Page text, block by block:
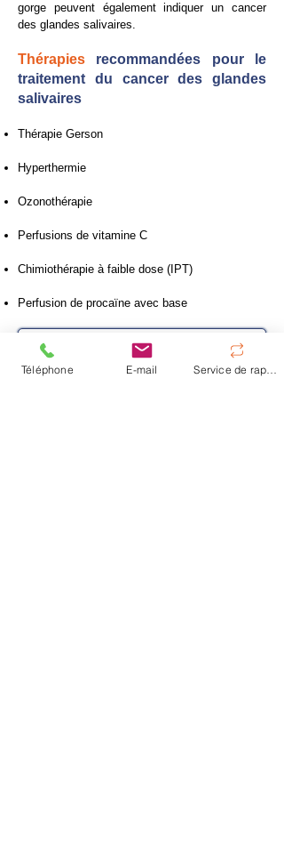
gorge peuvent également indiquer un cancer
des glandes salivaires.
Thérapies recommandées pour le
traitement du cancer des glandes
salivaires
Thérapie Gerson
Hyperthermie
Ozonothérapie
Perfusions de vitamine C
Chimiothérapie à faible dose (IPT)
Perfusion de procaïne avec base
Prenez rendez-vous maintenant
Téléphone E-mail